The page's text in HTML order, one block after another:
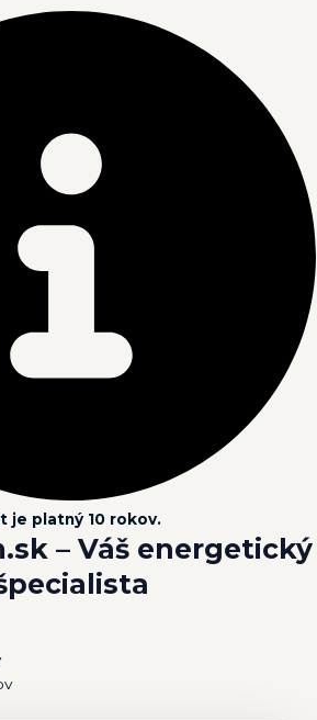
je platný 10 rokov.
– Váš energetický